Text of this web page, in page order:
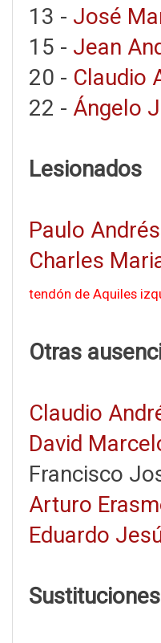
13 - José
15 - Jean
20 - Claudio
22 - Ángelo
Lesionados
Paulo
Charles
tendón de Aquiles
Otras
Claudio
David
Francisco
Arturo
Eduardo
Sustituciones